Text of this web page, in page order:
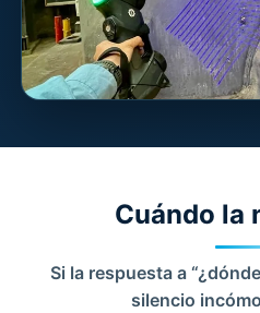
Cuándo la
Si la respuesta a
silencio